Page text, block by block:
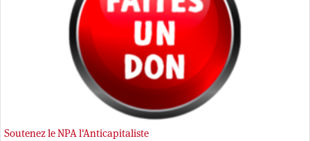
Soutenez le NPA l'Anticapitaliste